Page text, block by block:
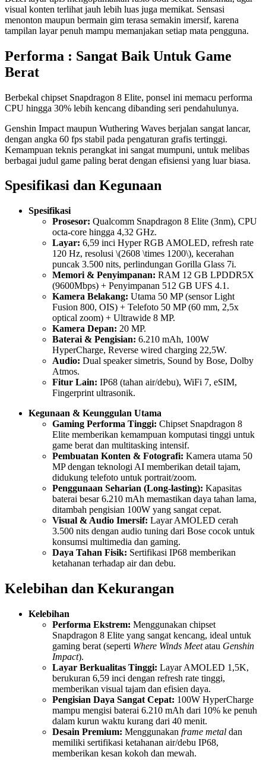
visual konten terlihat jauh lebih luas juga memikat. Sensasi
menonton maupun bermain gim terasa semakin imersif, karena
tampilan layar penuh mampu memanjakan setiap mata pengguna.
Performa : Sangat Baik Untuk Game
Berat
Berbekal chipset Snapdragon 8 Elite, ponsel ini memacu performa
CPU hingga 30% lebih kencang dibanding seri pendahulunya.
Genshin Impact maupun Wuthering Waves berjalan sangat lancar,
dengan angka 60 fps stabil pada pengaturan grafis tertinggi.
Kemampuan teknis perangkat ini sangat mumpuni, untuk melibas
berbagai judul game paling berat dengan efisiensi yang luar biasa.
Spesifikasi dan Kegunaan
Spesifikasi
Prosesor: Qualcomm Snapdragon 8 Elite (3nm), CPU
octa-core hingga 4,32 GHz.
Layar: 6,59 inci Hyper RGB AMOLED, refresh rate
120 Hz, resolusi \(2608 \times 1200\), kecerahan
puncak 3.500 nits, perlindungan Gorilla Glass 7i.
Memori & Penyimpanan: RAM 12 GB LPDDR5X
(9600Mbps) + Penyimpanan 512 GB UFS 4.1.
Kamera Belakang: Utama 50 MP (sensor Light
Fusion 800, OIS) + Telefoto 50 MP (60 mm, 2,5x
optical zoom) + Ultrawide 8 MP.
Kamera Depan: 20 MP.
Baterai & Pengisian: 6.210 mAh, 100W
HyperCharge, Reverse wired charging 22,5W.
Audio: Dual speaker simetris, Sound by Bose, Dolby
Atmos.
Fitur Lain: IP68 (tahan air/debu), WiFi 7, eSIM,
Fingerprint ultrasonik.
Kegunaan & Keunggulan Utama
Gaming Performa Tinggi: Chipset Snapdragon 8
Elite memberikan kemampuan komputasi tinggi untuk
game berat dan multitasking intensif.
Pembuatan Konten & Fotografi: Kamera utama 50
MP dengan teknologi AI memberikan detail tajam,
didukung telefoto untuk portrait/zoom.
Penggunaan Seharian (Long-lasting): Kapasitas
baterai besar 6.210 mAh memastikan daya tahan lama,
ditambah pengisian 100W yang sangat cepat.
Visual & Audio Imersif: Layar AMOLED cerah
3.500 nits dengan audio tuning dari Bose cocok untuk
konsumsi multimedia dan gaming.
Daya Tahan Fisik: Sertifikasi IP68 memberikan
ketahanan terhadap air dan debu.
Kelebihan dan Kekurangan
Kelebihan
Performa Ekstrem: Menggunakan chipset
Snapdragon 8 Elite yang sangat kencang, ideal untuk
gaming berat (seperti Where Winds Meetatau Genshin
Impact).
Layar Berkualitas Tinggi: Layar AMOLED 1,5K,
berukuran 6,59 inci dengan refresh rate tinggi,
memberikan visual tajam dan efisien daya.
Pengisian Daya Sangat Cepat: 100W HyperCharge
mampu mengisi baterai 6.210 mAh dari 10% ke penuh
dalam kurun waktu kurang dari 40 menit.
Desain Premium: Menggunakan frame metal dan
memiliki sertifikasi ketahanan air/debu IP68,
memberikan kesan kokoh dan mewah.